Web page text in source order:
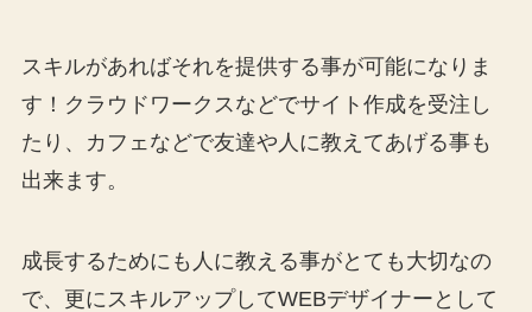
スキルがあればそれを提供する事が可能になりま
す！クラウドワークスなどでサイト作成を受注し
たり、カフェなどで友達や人に教えてあげる事も
出来ます。
成長するためにも人に教える事がとても大切なの
で、更にスキルアップしてWEBデザイナーとして